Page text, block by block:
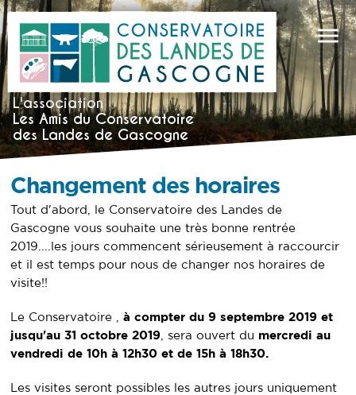
ACCUEIL
LE CONSERVATOIRE
L’ASSOCIATION
LA CARTE
ADHÉRENTS, BÉNÉVOLES, DONATEURS OU
MÉCÈNES
THÈMES
DE PIN À L’ANCIENNE
PAR L’ART
MUSÉE DE LA CABANE OSTRÉICOLE ET DU
PÊCHEUR DU BASSIN D’ARCACHON
QUARTIER TYPIQUE LANDES DE GASCOGNE
ACTUALITÉS
ACCÉDER AU CONSERVATOIRE DES LANDES
DE GASCOGNE
L'association
Les Amis du Conservatoire
des Landes de Gascogne
Changement des horaires
Tout d'abord, le Conservatoire des Landes de
Gascogne vous souhaite une très bonne rentrée
2019....les jours commencent sérieusement à raccourcir
et il est temps pour nous de changer nos horaires de
visite!!
Le Conservatoire ,à compter du 9 septembre 2019 et
jusqu'au 31 octobre 2019, sera ouvert du mercredi au
vendredi de 10h à 12h30 et de 15h à 18h30.
Les visites seront possibles les autres jours uniquement